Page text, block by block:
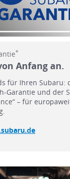
*
Anfang an.
für Ihren Subaru:
Garantie und der
– für